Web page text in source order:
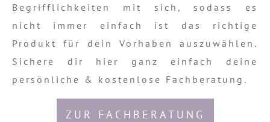
Begrifflichkeiten mit sich, sodass es
nicht immer einfach ist das richtige
Produkt für dein Vorhaben auszuwählen.
Sichere dir hier ganz einfach deine
persönliche & kostenlose Fachberatung.
ZUR FACHBERATUNG